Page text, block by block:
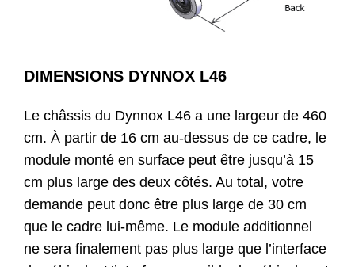
DIMENSIONS DYNNOX L46
Le châssis du Dynnox L46 a une largeur de 460
cm. À partir de 16 cm au-dessus de ce cadre, le
module monté en surface peut être jusqu’à 15
cm plus large des deux côtés. Au total, votre
demande peut donc être plus large de 30 cm
que le cadre lui-même. Le module additionnel
ne sera finalement pas plus large que l’interface